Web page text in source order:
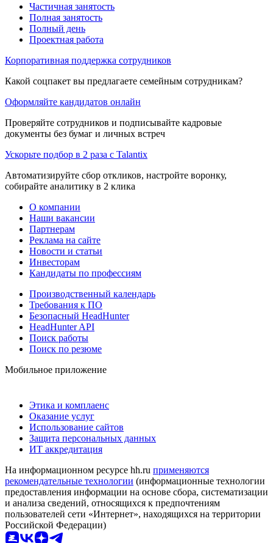
Частичная занятость
Полная занятость
Полный день
Проектная работа
Корпоративная поддержка сотрудников
Какой соцпакет вы предлагаете семейным сотрудникам?
Оформляйте кандидатов онлайн
Проверяйте сотрудников и подписывайте кадровые
документы без бумаг и личных встреч
Ускорьте подбор в 2 раза с Talantix
Автоматизируйте сбор откликов, настройте воронку,
собирайте аналитику в 2 клика
О компании
Наши вакансии
Партнерам
Реклама на сайте
Новости и статьи
Инвесторам
Кандидаты по профессиям
Производственный календарь
Требования к ПО
Безопасный HeadHunter
HeadHunter API
Поиск работы
Поиск по резюме
Мобильное приложение
Этика и комплаенс
Оказание услуг
Использование сайтов
Защита персональных данных
ИТ аккредитация
На информационном ресурсе hh.ru применяются
рекомендательные технологии (информационные технологии
предоставления информации на основе сбора, систематизации
и анализа сведений, относящихся к предпочтениям
пользователей сети «Интернет», находящихся на территории
Российской Федерации)